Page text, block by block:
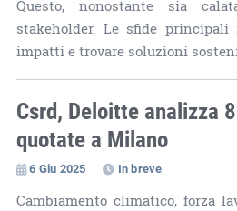
Questo, nonostante sia
stakeholder. Le sfide
impatti e trovare soluzioni
Csrd, Deloitte analizza
quotate a Milano
6 Giu 2025 In breve
Cambiamento climatico, forza